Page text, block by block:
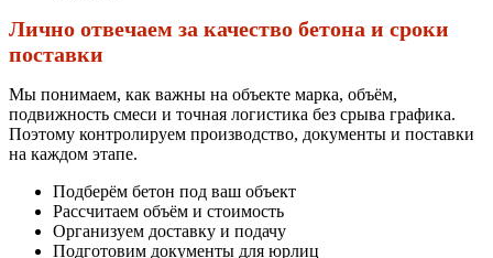
Лично отвечаем за качество бетона и сроки
поставки
Мы понимаем, как важны на объекте марка, объём,
подвижность смеси и точная логистика без срыва графика.
Поэтому контролируем производство, документы и поставки
на каждом этапе.
Подберём бетон под ваш объект
Рассчитаем объём и стоимость
Организуем доставку и подачу
Подготовим документы для юрлиц